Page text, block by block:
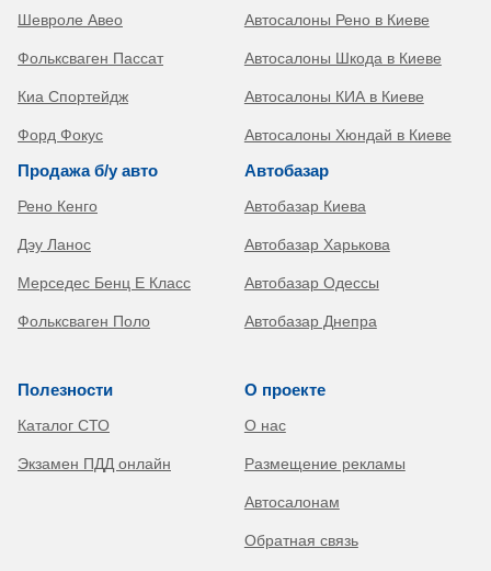
Шевроле Авео
Фольксваген Пассат
Киа Спортейдж
Форд Фокус
Продажа б/у авто
Рено Кенго
Дэу Ланос
Мерседес Бенц Е Класс
Фольксваген Поло
Автосалоны Рено в Киеве
Автосалоны Шкода в Киеве
Автосалоны КИА в Киеве
Автосалоны Хюндай в Киеве
Автобазар
Автобазар Киева
Автобазар Харькова
Автобазар Одессы
Автобазар Днепра
Полезности
Каталог СТО
Экзамен ПДД онлайн
О проекте
О нас
Размещение рекламы
Автосалонам
Обратная связь